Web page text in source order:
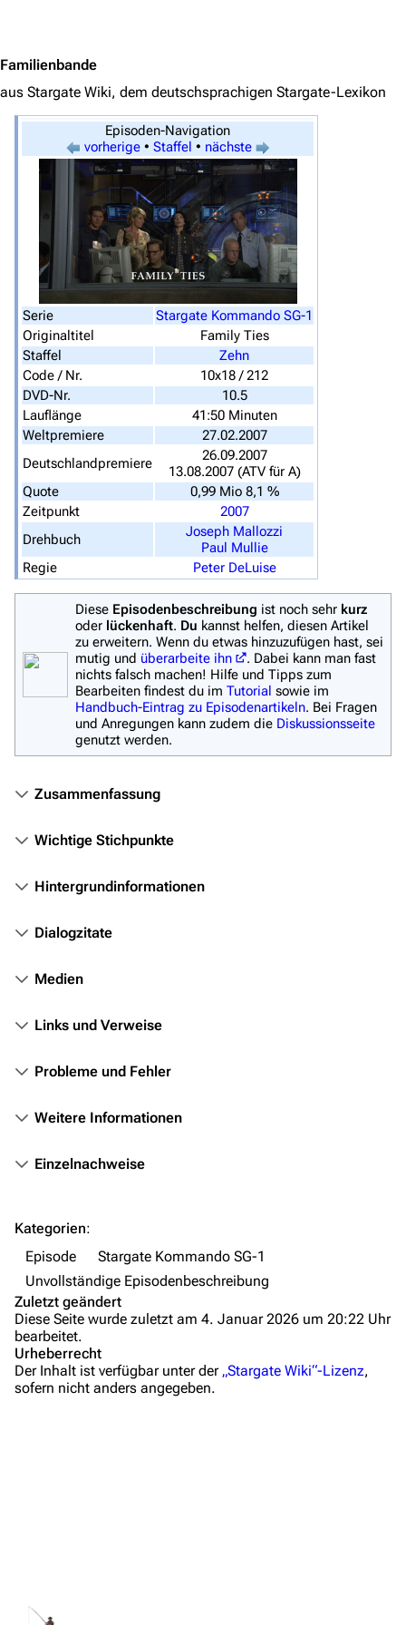
3638 2133 346.349
Navigation
Hauptseite
Von A bis Z
Zufälliger Artikel
Datei hochladen
Filme und Serien
Überblick
Stargate Atlantis
Stargate Universe
Stargate Origins
Stargate Infinity
Stargate-Romane
Filme
Das Stargate-Universum
Themenportal
Völker
Orte
Kommerzielles
Autorenportal
Themengruppen
Wiki-Diskussion
Anfragen
Administrations-Übersicht
Löschantrag
Vandalismus melden
Familienbande
aus Stargate Wiki, dem deutschsprachigen Stargate-Lexikon
Episoden-Navigation
vorherige• Staffel • nächste
Serie
Stargate Kommando SG-1
Originaltitel
Family Ties
Staffel
Zehn
Code / Nr.
10x18 / 212
DVD-Nr.
10.5
Lauflänge
41:50 Minuten
Weltpremiere
27.02.2007
Deutschlandpremiere
26.09.2007
13.08.2007 (ATV für A)
Quote
0,99 Mio 8,1 %
Zeitpunkt
2007
Drehbuch
Joseph Mallozzi
Paul Mullie
Regie
Peter DeLuise
Diese Episodenbeschreibung ist noch sehr kurz
oder lückenhaft. Du kannst helfen, diesen Artikel
zu erweitern. Wenn du etwas hinzuzufügen hast, sei
mutig und überarbeite ihn
. Dabei kann man fast
nichts falsch machen! Hilfe und Tipps zum
Bearbeiten findest du im Tutorial sowie im
Handbuch-Eintrag zu Episodenartikeln. Bei Fragen
und Anregungen kann zudem die Diskussionsseite
genutzt werden.
Zusammenfassung
Wichtige Stichpunkte
Hintergrundinformationen
Dialogzitate
Medien
Links und Verweise
Probleme und Fehler
Weitere Informationen
Einzelnachweise
Personen
Kategorien:
Episode
Stargate Kommando SG-1
Unvollständige Episodenbeschreibung
Zuletzt geändert
Diese Seite wurde zuletzt am 4. Januar 2026 um 20:22 Uhr
bearbeitet.
Urheberrecht
Der Inhalt ist verfügbar unter der „Stargate Wiki“-Lizenz,
sofern nicht anders angegeben.